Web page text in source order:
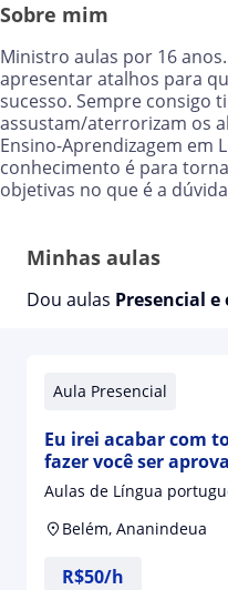
Sobre mim
Ministro aulas por 16
apresentar atalhos para
sucesso. Sempre consigo
assustam/aterrorizam os
Ensino-Aprendizagem em
conhecimento é para
objetivas no que é a
Minhas aulas
Dou aulas Presencial
Aula Presencial
Eu irei acabar com
fazer você ser
Aulas de Língua
Belém, Ananindeua
R$50/h